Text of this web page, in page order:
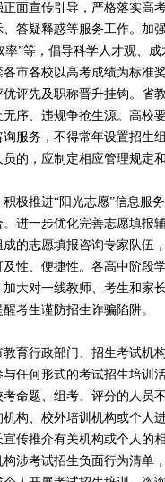
宣传引导，严格落实高
答疑释惑等服务工作。加
率”等，倡导科学人才观、
市各校以高考成绩为标准
评先及职称晋升挂钩。省
序、违规争抢生源。高校
服务，不得常年设置招生
的，应制定相应管理规定
推进“阳光志愿”信息服
进一步优化完善志愿填报
的志愿填报咨询专家队伍
性、便捷性。各高中阶段
大对一线教师、考生和家
考生谨防招生诈骗陷阱。
行政部门、招生考试机
任何形式的考试招生培训
命题、组考、评分的人员
构、校外培训机构或个人
传推介有关机构或个人的
涉考试招生负面行为清单